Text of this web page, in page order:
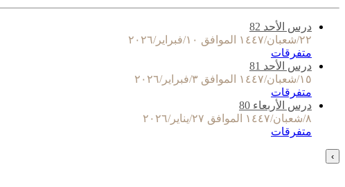
درس الأحد 82
٢٢/شعبان/١٤٤٧ الموافق ١٠/فبراير/٢٠٢٦
متفرقات
درس الأحد 81
١٥/شعبان/١٤٤٧ الموافق ٣/فبراير/٢٠٢٦
متفرقات
درس الأربعاء 80
٨/شعبان/١٤٤٧ الموافق ٢٧/يناير/٢٠٢٦
متفرقات
›